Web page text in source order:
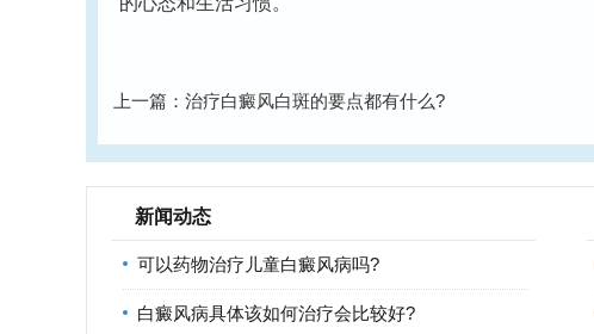
上一篇： 治疗白癜风白斑的要点都有什么?
新闻动态
可以药物治疗儿童白癜风病吗?
白癜风病具体该如何治疗会比较好?